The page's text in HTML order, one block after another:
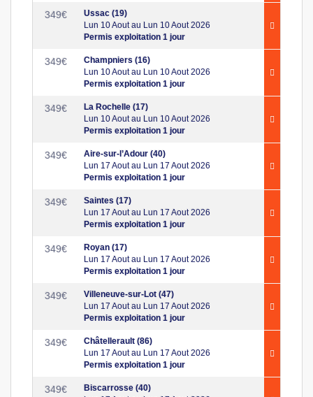
349€
Ussac (19)
Lun 10 Aout au Lun 10 Aout 2026
Permis exploitation 1 jour
349€
Champniers (16)
Lun 10 Aout au Lun 10 Aout 2026
Permis exploitation 1 jour
349€
La Rochelle (17)
Lun 10 Aout au Lun 10 Aout 2026
Permis exploitation 1 jour
349€
Aire-sur-l’Adour (40)
Lun 17 Aout au Lun 17 Aout 2026
Permis exploitation 1 jour
349€
Saintes (17)
Lun 17 Aout au Lun 17 Aout 2026
Permis exploitation 1 jour
349€
Royan (17)
Lun 17 Aout au Lun 17 Aout 2026
Permis exploitation 1 jour
349€
Villeneuve-sur-Lot (47)
Lun 17 Aout au Lun 17 Aout 2026
Permis exploitation 1 jour
349€
Châtellerault (86)
Lun 17 Aout au Lun 17 Aout 2026
Permis exploitation 1 jour
349€
Biscarrosse (40)